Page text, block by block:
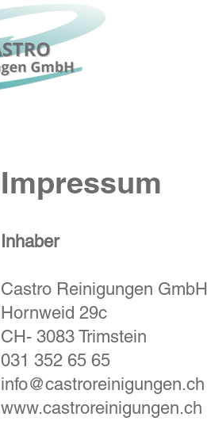
Impressum
Inhaber
Castro Reinigungen GmbH
Hornweid 29c
CH- 3083 Trimstein
031 352 65 65
info@castroreinigungen.ch
www.castroreinigungen.ch